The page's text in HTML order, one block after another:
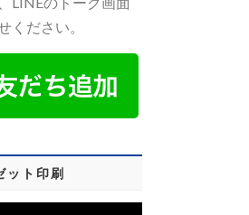
ください。
ット印刷